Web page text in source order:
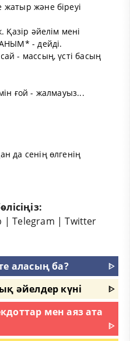
жатыр және біреуі
Қазір әйелім мені
- дейді.
- массың, үсті басың
ғой - жалмауыз...
да сенің өлгенің
|Telegram |Twitter
аласың ба?
ᐈ
әйелдер күні
ᐈ
мен аяз ата
ᐈ